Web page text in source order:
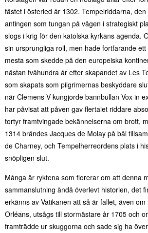
fästet i österled år 1302. Tempelriddarna,
antingen som tungan på vågen i strategiskt
slogs i krig för den katolska kyrkans agenda.
sin ursprungliga roll, men hade fortfarande
mesta som skedde på den europeiska
nästan tvåhundra år efter skapandet av Les
som skapats som pilgrimernas beskyddare
när Clemens V kungjorde bannbullan Vox in
har påvisat att påven gav flertalet riddare
tortyr framtvingade bekännelserna om brott,
1314 brändes Jacques de Molay på bål
de Charney, och Tempelherreordens plats i
snöpligen slut.
Många är ryktena som florerar om att denna
sammanslutning ändå överlevt historien, det
erkänns av Vatikanen att så är fallet, även
Orléans, utsågs till stormästare år 1705 och
framträdde ur skuggorna och sade sig ha